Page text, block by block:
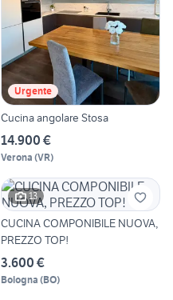
Urgente
Cucina angolare Stosa
14.900 €
Verona (VR)
13
CUCINA COMPONIBILE NUOVA,
PREZZO TOP!
3.600 €
Bologna (BO)